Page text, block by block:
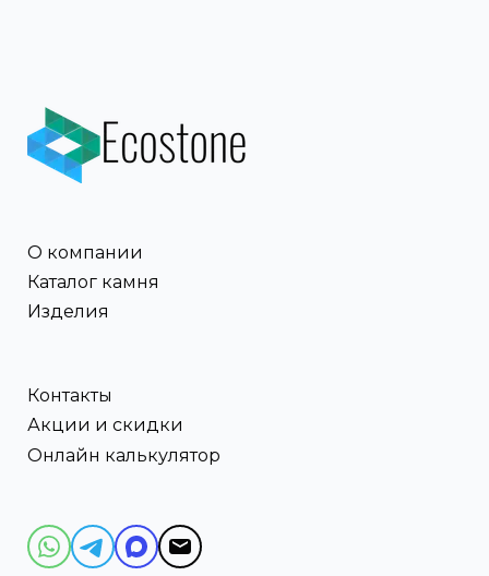
О компании
Каталог камня
Изделия
Контакты
Акции и скидки
Онлайн калькулятор